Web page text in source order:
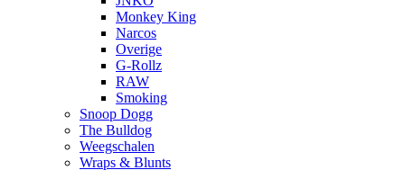
Monkey King
Narcos
Overige
G-Rollz
RAW
Smoking
Snoop Dogg
The Bulldog
Weegschalen
Wraps & Blunts